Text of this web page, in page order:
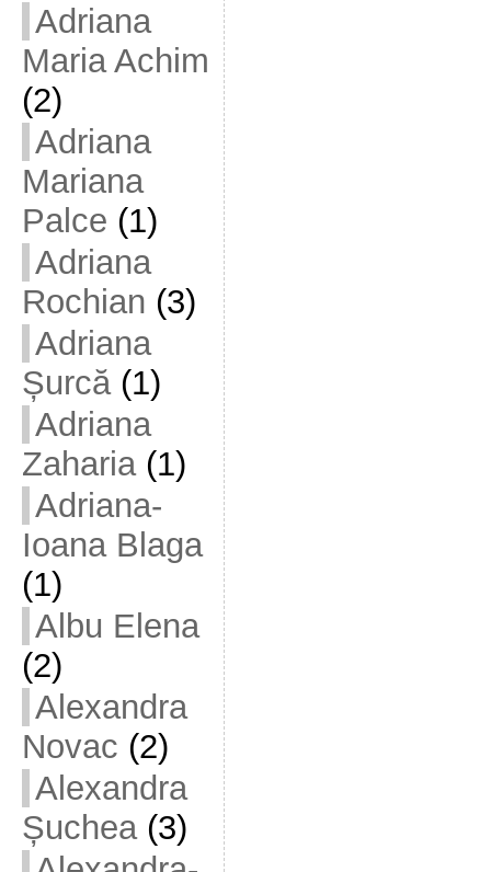
Adriana
Maria Achim
(2)
Adriana
Mariana
Palce (1)
Adriana
Rochian (3)
Adriana
Șurcă(1)
Adriana
Zaharia(1)
Adriana-
Ioana Blaga
(1)
Albu Elena
(2)
Alexandra
Novac (2)
Alexandra
Șuchea(3)